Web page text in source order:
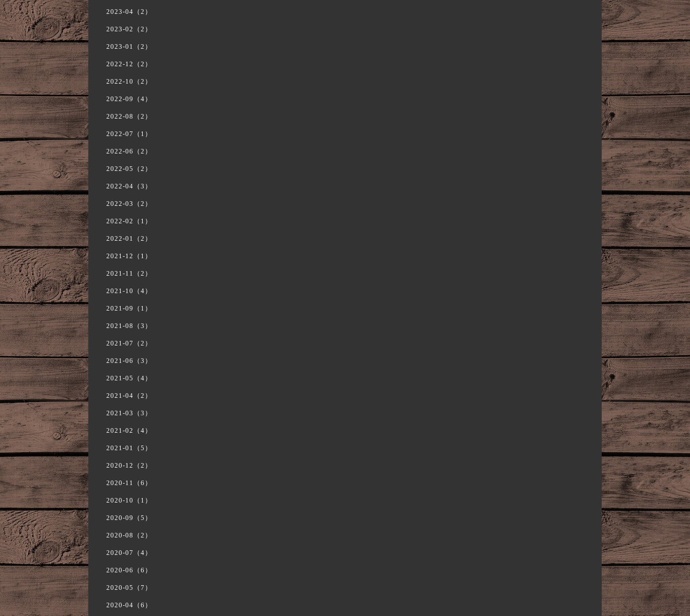
2023-04（2）
2023-02（2）
2023-01（2）
2022-12（2）
2022-10（2）
2022-09（4）
2022-08（2）
2022-07（1）
2022-06（2）
2022-05（2）
2022-04（3）
2022-03（2）
2022-02（1）
2022-01（2）
2021-12（1）
2021-11（2）
2021-10（4）
2021-09（1）
2021-08（3）
2021-07（2）
2021-06（3）
2021-05（4）
2021-04（2）
2021-03（3）
2021-02（4）
2021-01（5）
2020-12（2）
2020-11（6）
2020-10（1）
2020-09（5）
2020-08（2）
2020-07（4）
2020-06（6）
2020-05（7）
2020-04（6）